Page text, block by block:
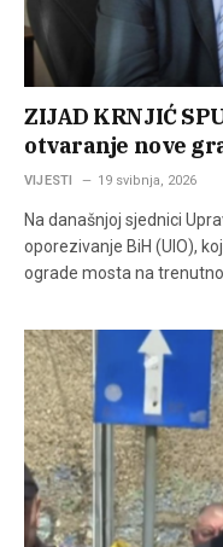
ZIJAD KRNJIĆ
otvaranje nove
VIJESTI 19 svibnja, 2026
Na današnjoj sjednici
oporezivanje BiH (UIO),
ograde mosta na